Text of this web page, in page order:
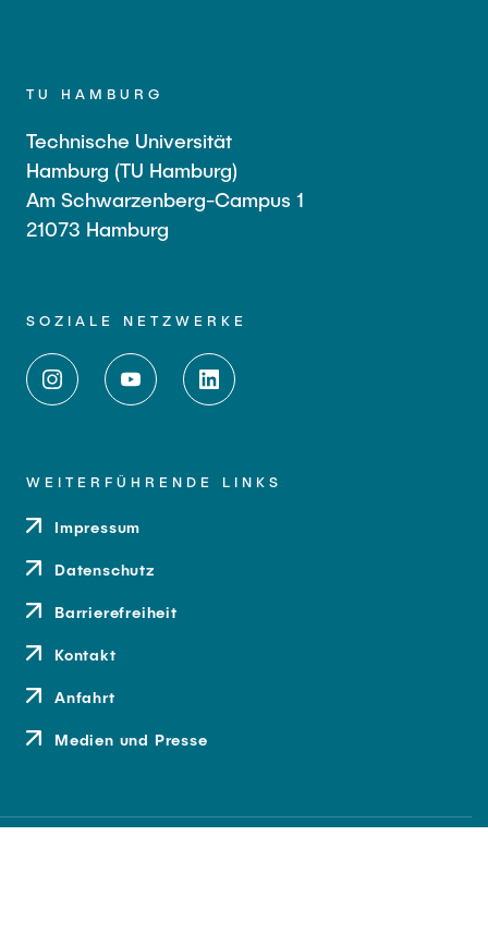
TU HAMBURG
Technische Universität
Hamburg (TU Hamburg)
Am Schwarzenberg-Campus 1
21073 Hamburg
SOZIALE NETZWERKE
WEITERFÜHRENDE LINKS
Impressum
Datenschutz
Barrierefreiheit
Kontakt
Anfahrt
Medien und Presse